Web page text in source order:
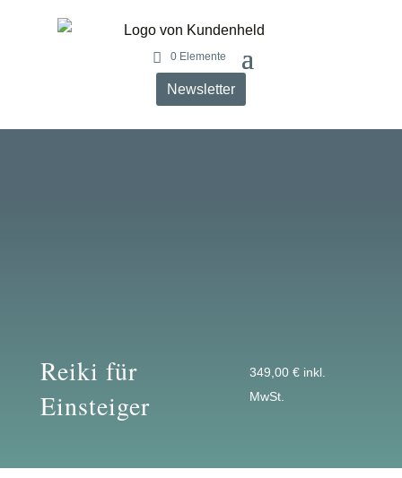
0 Elemente
Newsletter
Reiki für
Einsteiger
349,00 € inkl.
MwSt.